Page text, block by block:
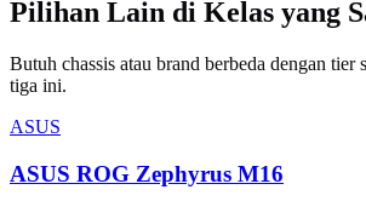
Pilihan Lain di Kelas yang
Butuh chassis atau brand berbeda dengan tier
tiga ini.
ASUS
ASUS ROG Zephyrus M16